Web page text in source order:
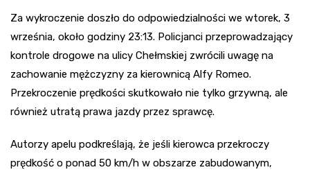
Za wykroczenie doszło do odpowiedzialności we wtorek, 3
września, około godziny 23:13. Policjanci przeprowadzający
kontrole drogowe na ulicy Chełmskiej zwrócili uwagę na
zachowanie mężczyzny za kierownicą Alfy Romeo.
Przekroczenie prędkości skutkowało nie tylko grzywną, ale
również utratą prawa jazdy przez sprawcę.
Autorzy apelu podkreślają, że jeśli kierowca przekroczy
prędkość o ponad 50 km/h w obszarze zabudowanym,